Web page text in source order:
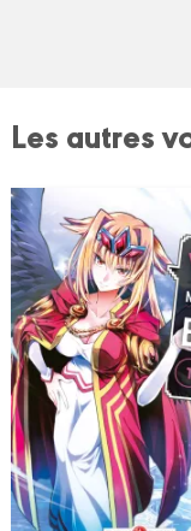
Les autres